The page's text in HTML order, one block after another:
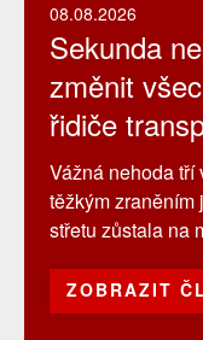
08.08.2026
Sekunda
změnit
řidiče
Vážná nehoda
těžkým zraněním
střetu zůstala na
ZOBRAZIT